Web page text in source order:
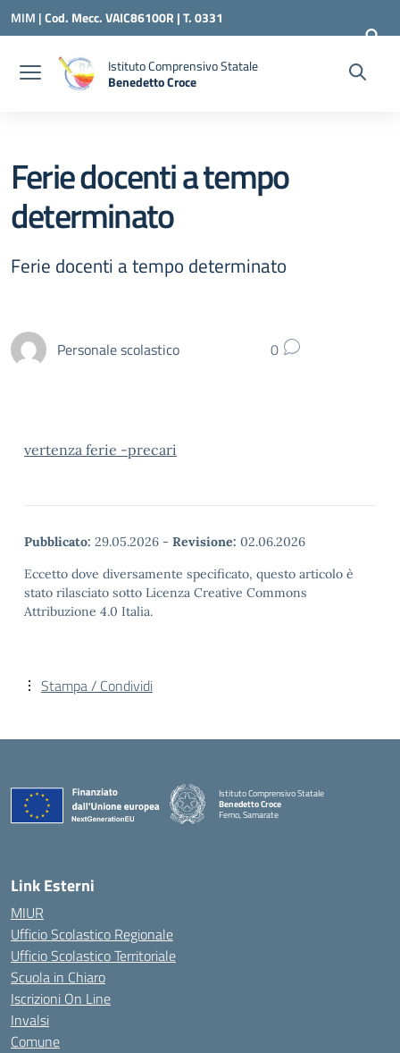
Vai ai contenuti
Vai al menu di navigazione
Vai al footer
MIM |Cod. Mecc. VAIC86100R | T. 0331
240260 | VAIC86100R@ISTRUZIONE.IT
Istituto Comprensivo Statale
Benedetto Croce
Ferie docenti a tempo
determinato
Ferie docenti a tempo determinato
Personale scolastico 0
vertenza ferie -precari
Pubblicato: 29.05.2026 - Revisione: 02.06.2026
Eccetto dove diversamente specificato, questo articolo è
stato rilasciato sotto Licenza Creative Commons
Attribuzione 4.0 Italia.
Stampa / Condividi
Istituto Comprensivo Statale
Benedetto Croce
Ferno, Samarate
Link Esterni
MIUR
Ufficio Scolastico Regionale
Ufficio Scolastico Territoriale
Scuola in Chiaro
Iscrizioni On Line
Invalsi
Comune